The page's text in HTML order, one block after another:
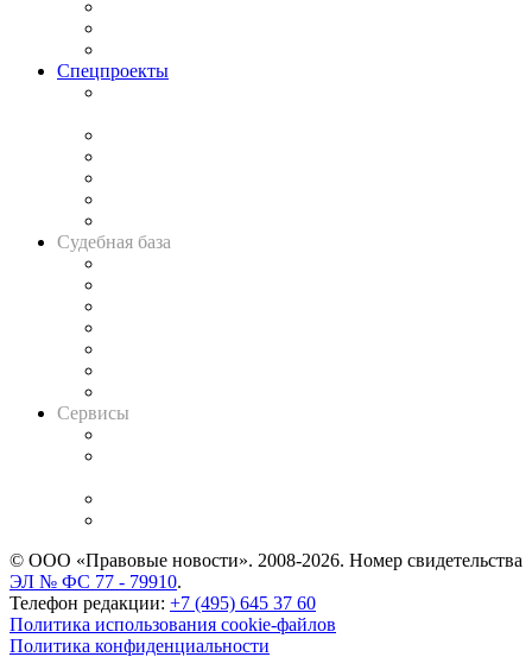
Спецпроекты
Судебная база
Сервисы
© ООО «Правовые новости». 2008-2026. Номер свидетельства
ЭЛ № ФС 77 - 79910.
Телефон редакции: +7 (495) 645 37 60
Политика использования cookie-файлов
Политика конфиденциальности